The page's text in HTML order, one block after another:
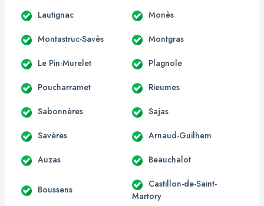
Lautignac Monès
Montastruc-Savès Montgras
Le Pin-Murelet Plagnole
Poucharramet Rieumes
Sabonnères Sajas
Savères Arnaud-Guilhem
Auzas Beauchalot
Boussens
Castillon-de-Saint-
Martory